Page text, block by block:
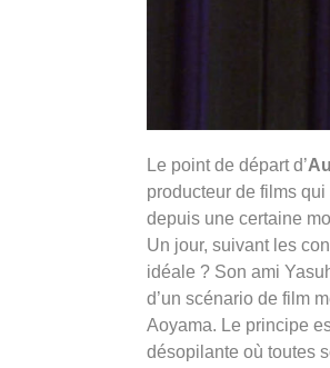
Le point de départ d’
producteur de films
depuis une certaine
Un jour, suivant les
idéale ? Son ami
d’un scénario de film
Aoyama. Le principe
désopilante où toutes